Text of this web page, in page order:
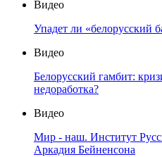
Видео
Упадет ли «белорусский
Видео
Белорусский гамбит:
недоработка?
Видео
Мир - наш. Институт
Аркадия Бейненсона